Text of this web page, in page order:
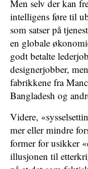
Men selv der kan
intelligens føre til
som satser på
en globale
godt betalte
designerjobber,
fabrikkene fra
Bangladesh og
Videre,
mer eller mindre
former for usikker
illusjonen til